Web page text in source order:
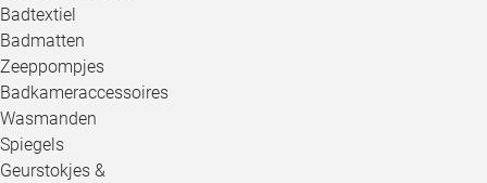
Badtextiel
Badmatten
Zeeppompjes
Badkameraccessoires
Wasmanden
Spiegels
Geurstokjes &